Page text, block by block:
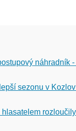
náhradník
sezonu v